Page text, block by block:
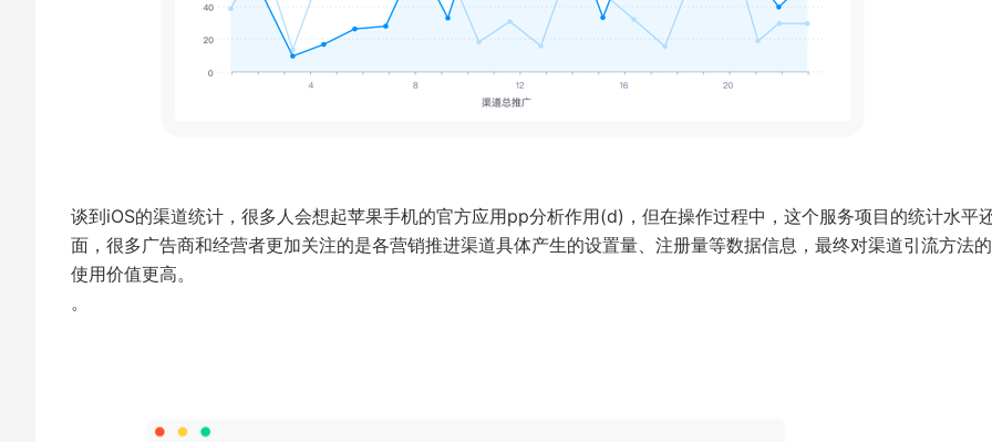
谈到iOS的渠道统计，很多人会想起苹果手机的官方应用pp分析作用(d)，但在操作过程中，这个服务项目的统计水平
面，很多广告商和经营者更加关注的是各营销推进渠道具体产生的设置量、注册量等数据信息，最终对渠道引流方法
使用价值更高。
。